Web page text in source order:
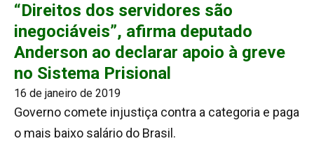
“Direitos dos servidores são
inegociáveis”, afirma deputado
Anderson ao declarar apoio à greve
no Sistema Prisional
16 de janeiro de 2019
Governo comete injustiça contra a categoria e paga
o mais baixo salário do Brasil.